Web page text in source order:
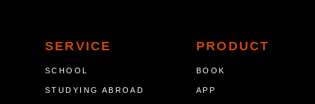
SERVICE
SCHOOL
STUDYING ABROAD
PRODUCT
BOOK
APP